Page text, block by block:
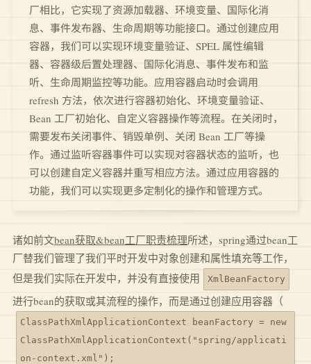
厂相比，它实现了资源加载器、环境变量、国际化消
息、事件发布器、生命周期等功能接口。通过创建应用
容器，我们可以实现环境变量验证、SPEL 属性编辑
器、容器级后置处理器、国际化消息、事件发布和监
听、生命周期监控等功能。应用容器启动时会调用
refresh 方法，依次进行容器初始化、环境变量验证、
Bean 工厂初始化、自定义容器操作等流程。在关闭时，
需要发布关闭事件、销毁单例、关闭 Bean 工厂等操
作。通过监听容器事件可以实现对容器状态的监听，也
可以创建自定义容器并重写相应方法。通过应用容器的
功能，我们可以实现更多定制化的操作和管理方式。
诸如前文bean获取&bean工厂职责梳理所述，spring通过bean工
厂替我们管理了我们平时开发中对象创建和属性填充等工作，
但是我们实际在开发中，并没有直接使用
XmlBeanFactory
进行bean的获取或其流程的操作，而是通过创建应用容器（
ClassPathXmlApplicationContext beanFactory = new
ClassPathXmlApplicationContext("spring/applicati
on-context.xml");